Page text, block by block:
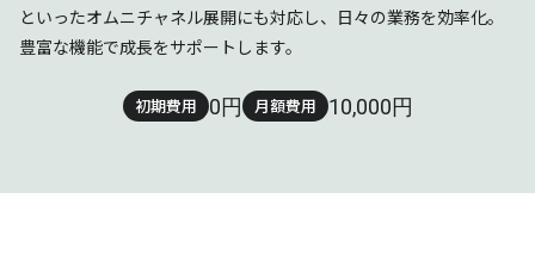
といったオムニチャネル展開にも対応し、日々の業務を効率化。
豊富な機能で成長をサポートします。
初期費用 0円 月額費用 10,000円